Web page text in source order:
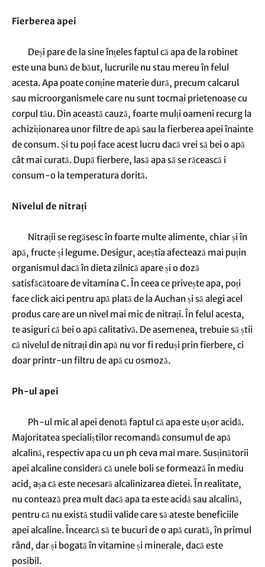
Fierberea apei
Deși pare de la sine înțeles faptul că apa de la robinet
este una bună de băut, lucrurile nu stau mereu în felul
acesta. Apa poate conține materie dură, precum calcarul
sau microorganismele care nu sunt tocmai prietenoase cu
corpul tău. Din această cauză, foarte mulți oameni recurg la
achiziționarea unor filtre de apă sau la fierberea apei înainte
de consum. Și tu poți face acest lucru dacă vrei să bei o apă
cât mai curată. După fierbere, lasă apa să se răcească i
consum-o la temperatura dorită.
Nivelul de nitrați
Nitrații se regăsesc în foarte multe alimente, chiar și în
apă, fructe și legume. Desigur, aceștia afectează mai puțin
organismul dacă în dieta zilnică apare și o doză
satisfăcătoare de vitamina C. În ceea ce privește apa, poți
faceclick aici pentru apă platăde la Auchan și să alegi acel
produs care are un nivel mai mic de nitrați. În felul acesta,
te asiguri că bei o apă calitativă. De asemenea, trebuie să știi
că nivelul de nitrați din apă nu vor fi reduși prin fierbere, ci
doar printr-un filtru de apă cu osmoză.
Ph-ul apei
Ph-ul mic al apei denotă faptul că apa este ușor acidă.
Majoritatea specialiștilor recomandă consumul de apă
alcalină, respectiv apa cu un ph ceva mai mare. Susținătorii
apei alcaline consideră că unele boli se formează în mediu
acid, așa că este necesară alcalinizarea dietei. În realitate,
nu contează prea mult dacă apa ta este acidă sau alcalină,
pentru că nu există studii valide care să ateste beneficiile
apei alcaline. Încearcă să te bucuri de o apă curată, în primul
rând, dar și bogată în vitamine și minerale, dacă este
posibil.